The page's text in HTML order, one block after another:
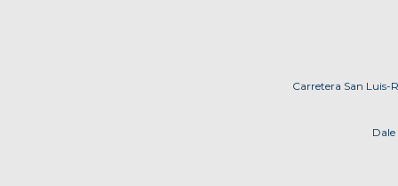
Carretera San Luis-